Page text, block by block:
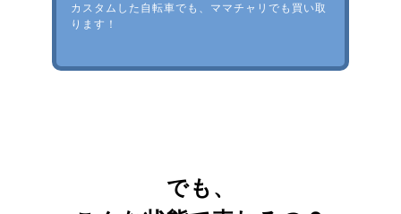
カスタムした自転車でも、ママチャリでも買い取
ります！
でも、